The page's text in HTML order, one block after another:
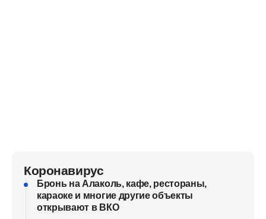
Коронавирус
Бронь на Алаколь, кафе, рестораны,
караоке и многие другие объекты
открывают в ВКО